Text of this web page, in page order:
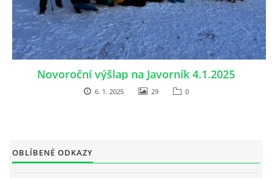
Novoroční výšlap na Javorník 4.1.2025
6. 1. 2025 29 0
OBLÍBENÉ ODKAZY